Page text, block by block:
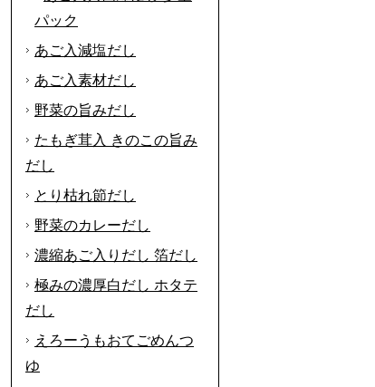
パック
あご入減塩だし
あご入素材だし
野菜の旨みだし
たもぎ茸入 きのこの旨み
だし
とり枯れ節だし
野菜のカレーだし
濃縮あご入りだし 箔だし
極みの濃厚白だし ホタテ
だし
えろーうもおてごめんつ
ゆ